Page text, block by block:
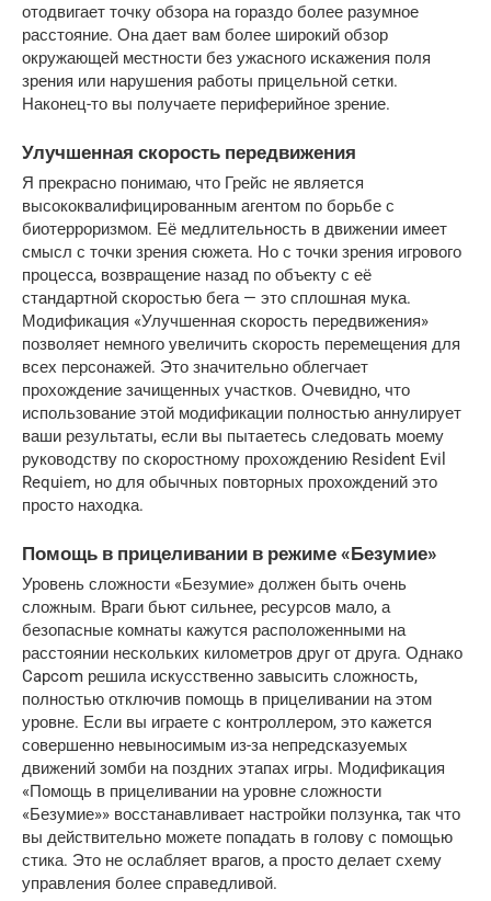
отодвигает точку обзора на гораздо более разумное
расстояние. Она дает вам более широкий обзор
окружающей местности без ужасного искажения поля
зрения или нарушения работы прицельной сетки.
Наконец-то вы получаете периферийное зрение.
Улучшенная скорость передвижения
Я прекрасно понимаю, что Грейс не является
высококвалифицированным агентом по борьбе с
биотерроризмом. Её медлительность в движении имеет
смысл с точки зрения сюжета. Но с точки зрения игрового
процесса, возвращение назад по объекту с её
стандартной скоростью бега — это сплошная мука.
Модификация «Улучшенная скорость передвижения»
позволяет немного увеличить скорость перемещения для
всех персонажей. Это значительно облегчает
прохождение зачищенных участков. Очевидно, что
использование этой модификации полностью аннулирует
ваши результаты, если вы пытаетесь следовать моему
руководству по скоростному прохождению Resident Evil
Requiem, но для обычных повторных прохождений это
просто находка.
Помощь в прицеливании в режиме «Безумие»
Уровень сложности «Безумие» должен быть очень
сложным. Враги бьют сильнее, ресурсов мало, а
безопасные комнаты кажутся расположенными на
расстоянии нескольких километров друг от друга. Однако
Capcom решила искусственно завысить сложность,
полностью отключив помощь в прицеливании на этом
уровне. Если вы играете с контроллером, это кажется
совершенно невыносимым из-за непредсказуемых
движений зомби на поздних этапах игры. Модификация
«Помощь в прицеливании на уровне сложности
«Безумие»» восстанавливает настройки ползунка, так что
вы действительно можете попадать в голову с помощью
стика. Это не ослабляет врагов, а просто делает схему
управления более справедливой.